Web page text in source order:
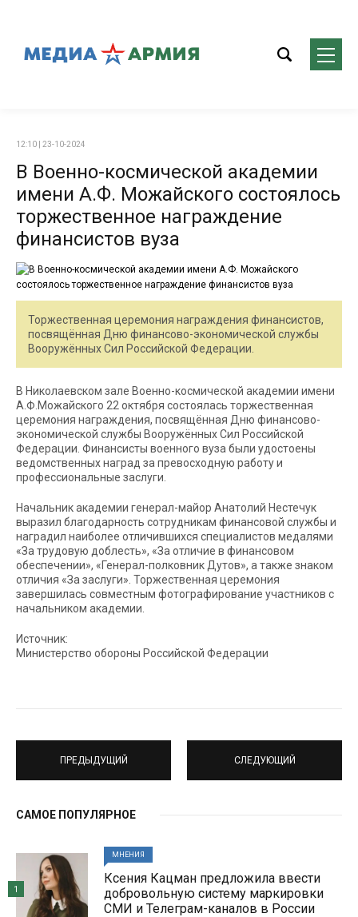
12:10 | 23-10-2024
В Военно-космической академии
имени А.Ф. Можайского состоялось
торжественное награждение
финансистов вуза
Торжественная церемония награждения финансистов,
посвящённая Дню финансово-экономической службы
Вооружённых Сил Российской Федерации.
В Николаевском зале Военно-космической академии имени
А.Ф.Можайского 22 октября состоялась торжественная
церемония награждения, посвящённая Дню финансово-
экономической службы Вооружённых Сил Российской
Федерации. Финансисты военного вуза были удостоены
ведомственных наград за превосходную работу и
профессиональные заслуги.
Начальник академии генерал-майор Анатолий Нестечук
выразил благодарность сотрудникам финансовой службы и
наградил наиболее отличившихся специалистов медалями
«За трудовую доблесть», «За отличие в финансовом
обеспечении», «Генерал-полковник Дутов», а также знаком
отличия «За заслуги». Торжественная церемония
завершилась совместным фотографирование участников с
начальником академии.
Источник:
Министерство обороны Российской Федерации
ПРЕДЫДУЩИЙ СЛЕДУЮЩИЙ
САМОЕ ПОПУЛЯРНОЕ
МНЕНИЯ
Ксения Кацман предложила ввести
добровольную систему маркировки
СМИ и Телеграм-каналов в России
1